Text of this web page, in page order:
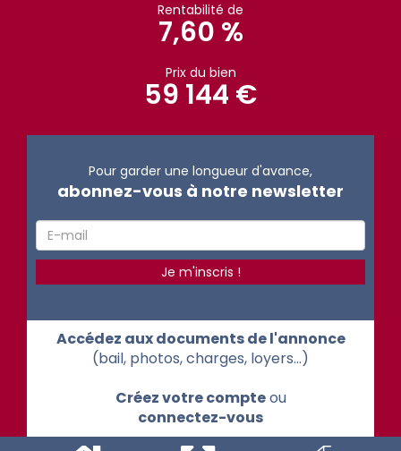
Rentabilité de
7,60 %
Prix du bien
59 144 €
Pour garder une longueur d'avance,
abonnez-vous à notre newsletter
Accédez aux documents de l'annonce
(bail, photos, charges, loyers...)
Créez votre compteou
connectez-vous